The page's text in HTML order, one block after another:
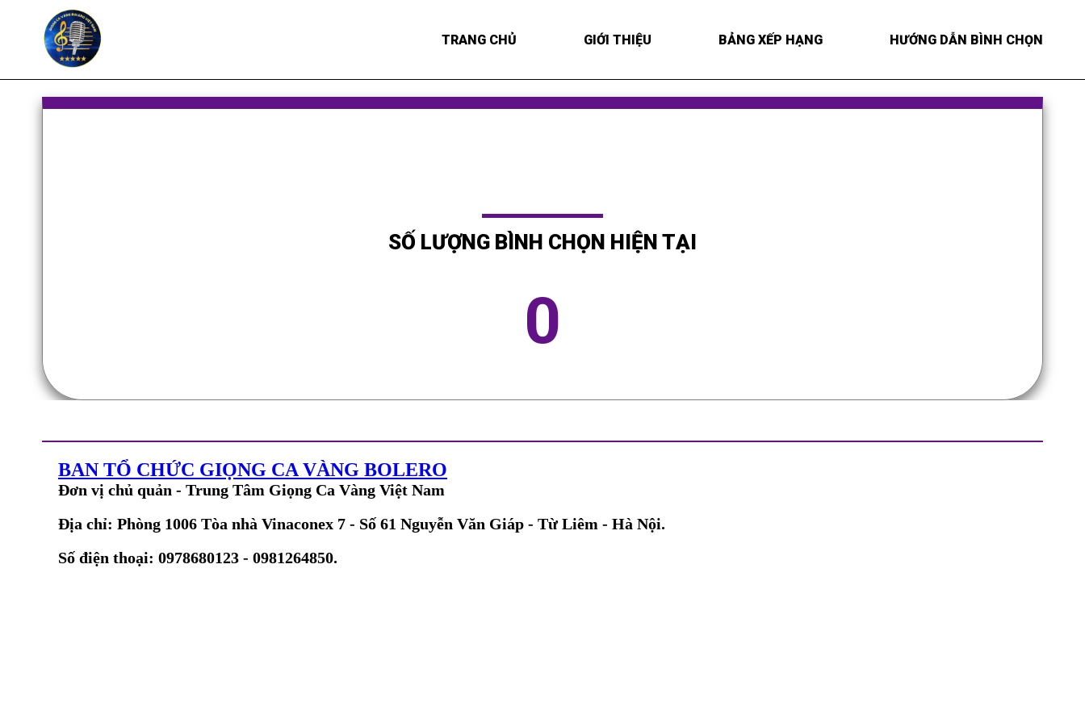
TRANG CHỦ GIỚI THIỆU BẢNG XẾP HẠNG HƯỚNG DẪN BÌNH CHỌN
SỐ LƯỢNG BÌNH CHỌN HIỆN TẠI
0
BAN TỔ CHỨC GIỌNG CA VÀNG BOLERO
Đơn vị chủ quản - Trung Tâm Giọng Ca Vàng Việt Nam
Địa chỉ: Phòng 1006 Tòa nhà Vinaconex 7 - Số 61 Nguyễn Văn Giáp - Từ Liêm - Hà Nội.
Số điện thoại: 0978680123 - 0981264850.